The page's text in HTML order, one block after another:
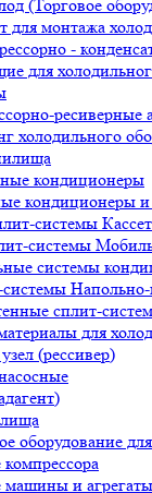
(Торговое
для монтажа
-
для
ресиверные
холодильного
кондиционеры
кондиционеры и
системы
системы
системы
сплит-
для
(рессивер)
оборудование
и агрегаты